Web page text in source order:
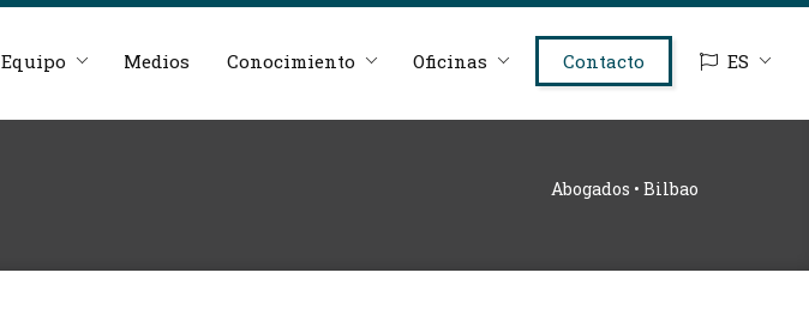
Equipo Medios Conocimiento Oficinas Contacto ES
Abogados • Bilbao